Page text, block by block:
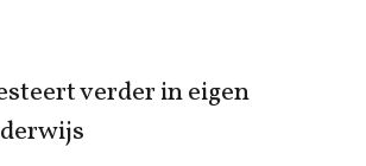
verder in eigen